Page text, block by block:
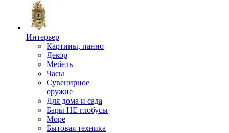
Интерьер
Картины, панно
Декор
Мебель
Часы
Сувенирное
оружие
Для дома и сада
Бары НЕ глобусы
Море
Бытовая техника